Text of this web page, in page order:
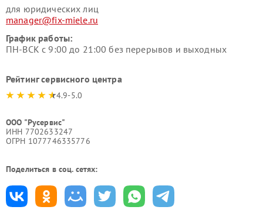
для юридических лиц
manager@fix-miele.ru
График работы:
ПН-ВСК с 9:00 до 21:00 без перерывов и выходных
Рейтинг сервисного центра
4.9-5.0
ООО "Русервис"
ИНН 7702633247
ОГРН 1077746335776
Поделиться в соц. сетях: